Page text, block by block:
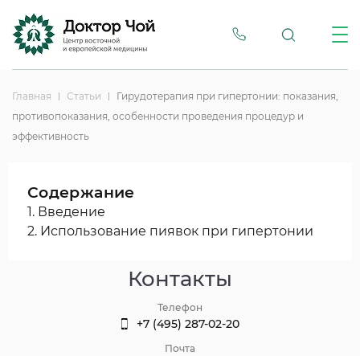
Главная Статьи
Гирудотерапия при гипертонии: показания,
противопоказания, особенности проведения процедур и
эффективность
Содержание
1. Введение
2. Использование пиявок при гипертонии
Контакты
Телефон
+7 (495) 287-02-20
Почта